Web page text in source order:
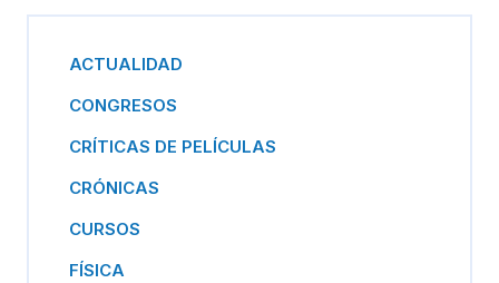
ACTUALIDAD
CONGRESOS
CRÍTICAS DE PELÍCULAS
CRÓNICAS
CURSOS
FÍSICA